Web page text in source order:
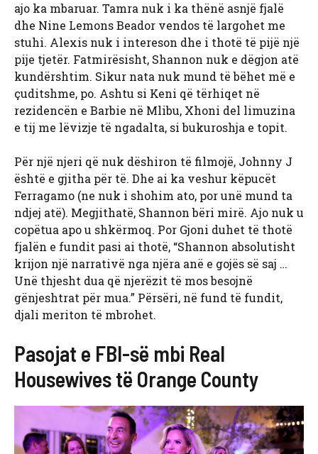
ajo ka mbaruar. Tamra nuk i ka thënë asnjë fjalë
dhe Nine Lemons Beador vendos të largohet me
stuhi. Alexis nuk i intereson dhe i thotë të pijë një
pije tjetër. Fatmirësisht, Shannon nuk e dëgjon atë
kundërshtim. Sikur nata nuk mund të bëhet më e
çuditshme, po. Ashtu si Keni që tërhiqet në
rezidencën e Barbie në Mlibu, Xhoni del limuzina
e tij me lëvizje të ngadalta, si bukuroshja e topit.
Për një njeri që nuk dëshiron të filmojë, Johnny J
është e gjitha për të. Dhe ai ka veshur këpucët
Ferragamo (ne nuk i shohim ato, por unë mund ta
ndjej atë). Megjithatë, Shannon bëri mirë. Ajo nuk u
copëtua apo u shkërmoq. Por Gjoni duhet të thotë
fjalën e fundit pasi ai thotë, “Shannon absolutisht
krijon një narrativë nga njëra anë e gojës së saj …
Unë thjesht dua që njerëzit të mos besojnë
gënjeshtrat për mua.” Përsëri, në fund të fundit,
djali meriton të mbrohet.
Pasojat e FBI-së mbi Real
Housewives të Orange County